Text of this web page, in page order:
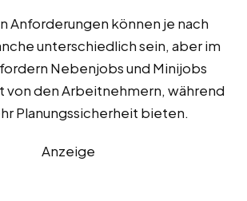
Anforderungen können je nach
unterschiedlich sein, aber im
Nebenjobs und Minijobs
von den Arbeitnehmern, während
Planungssicherheit bieten.
Anzeige